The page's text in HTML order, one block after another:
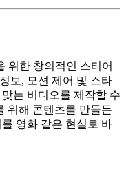
위한 창의적인 스티어
보, 모션 제어 및 스타
는 비디오를 제작할 수
위해 콘텐츠를 만들든
영화 같은 현실로 바